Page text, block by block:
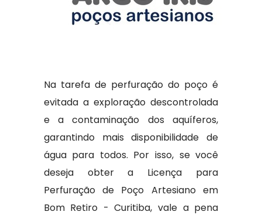
Na tarefa de perfuração do poço é
evitada a exploração descontrolada
e a contaminação dos aquíferos,
garantindo mais disponibilidade de
água para todos. Por isso, se você
deseja obter a Licença para
Perfuração de Poço Artesiano em
Bom Retiro - Curitiba, vale a pena